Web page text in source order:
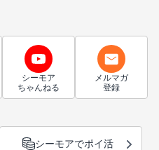
シーモア
ちゃんねる
メルマガ
登録
シーモアでポイ活